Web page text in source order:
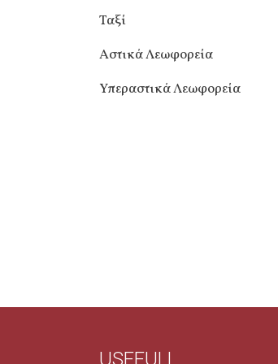
Ταξί
Αστικά Λεωφορεία
Υπεραστικά Λεωφορεία
USEFULL